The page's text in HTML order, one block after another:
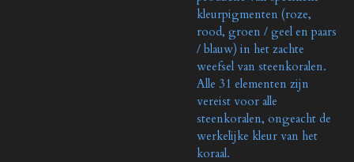
kleurpigmenten (roze,
rood, groen / geel en paars
/ blauw) in het zachte
weefsel van steenkoralen.
Alle 31 elementen zijn
vereist voor alle
steenkoralen, ongeacht de
werkelijke kleur van het
koraal.